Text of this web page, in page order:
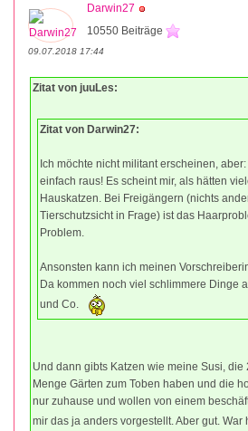
Darwin27
10550 Beiträge
09.07.2018 17:44
Zitat von juuLes:
Zitat von Darwin27:
Ich möchte nicht militant erscheinen,
einfach raus! Es scheint mir, als hätten
Hauskatzen. Bei Freigängern (nichts
Tierschutzsicht in Frage) ist das
Problem.
Ansonsten kann ich meinen
Da kommen noch viel schlimmere Dinge
und Co.
Und dann gibts Katzen wie meine Susi, die
Menge Gärten zum Toben haben und die
nur zuhause und wollen von einem
mir das ja anders vorgestellt. Aber gut. War